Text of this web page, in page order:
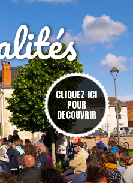
CLIQUEZ ICI
POUR
DECOUVRIR